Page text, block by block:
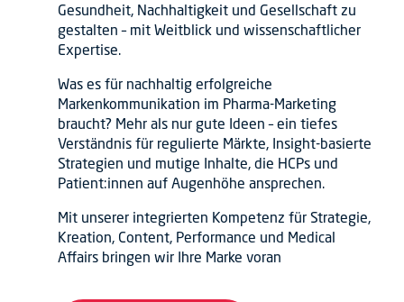
Gesundheit, Nachhaltigkeit und Gesellschaft zu
gestalten – mit Weitblick und wissenschaftlicher
Expertise.
Was es für nachhaltig erfolgreiche
Markenkommunikation im Pharma-Marketing
braucht? Mehr als nur gute Ideen – ein tiefes
Verständnis für regulierte Märkte, Insight-basierte
Strategien und mutige Inhalte, die HCPs und
Patient:innen auf Augenhöhe ansprechen.
Mit unserer integrierten Kompetenz für Strategie,
Kreation, Content, Performance und Medical
Affairs bringen wir Ihre Marke voran